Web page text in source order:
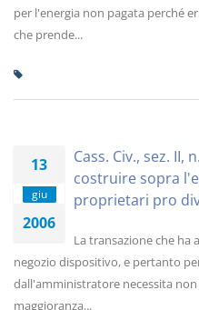
per l'energia non pagata perché
che prende...
13
giu
2006
Cass. Civ., sez. II,
costruire sopra
proprietari pro
La transazione che ha
negozio dispositivo, e pertanto
dall'amministratore necessita
maggioranza...